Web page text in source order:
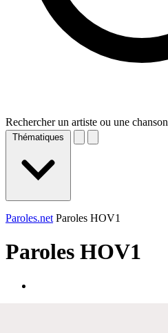
Rechercher un artiste ou une chanson
Thématiques
Paroles.net Paroles HOV1
Paroles HOV1